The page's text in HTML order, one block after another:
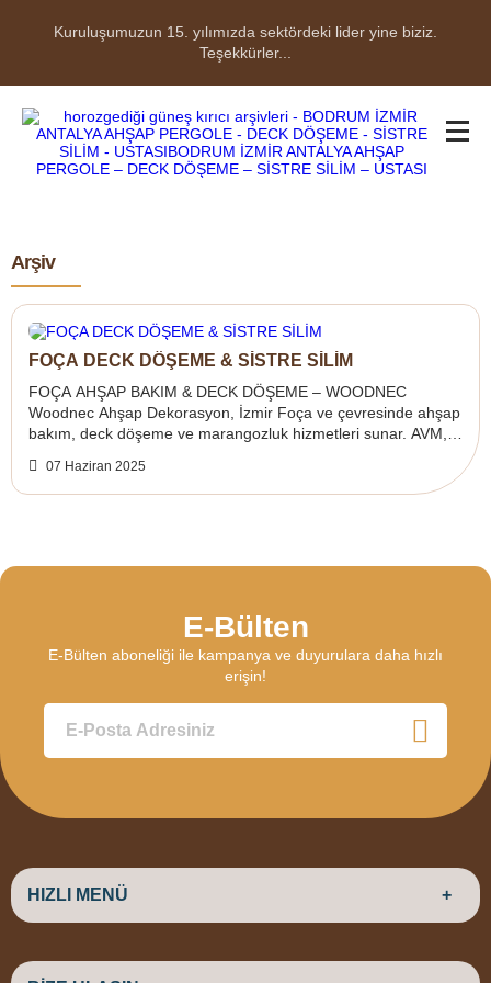
Kuruluşumuzun 15. yılımızda sektördeki lider yine biziz.
Teşekkürler...
Arşiv
FOÇA DECK DÖŞEME & SİSTRE SİLİM
FOÇA AHŞAP BAKIM & DECK DÖŞEME – WOODNEC
Woodnec Ahşap Dekorasyon, İzmir Foça ve çevresinde ahşap
bakım, deck döşeme ve marangozluk hizmetleri sunar. AVM,
07 Haziran 2025
E-Bülten
E-Bülten aboneliği ile kampanya ve duyurulara daha hızlı
erişin!
HIZLI MENÜ
ANASAYFA
HAKKIMIZDA